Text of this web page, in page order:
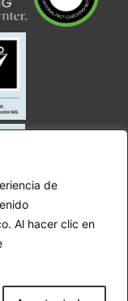
de
Al hacer clic en